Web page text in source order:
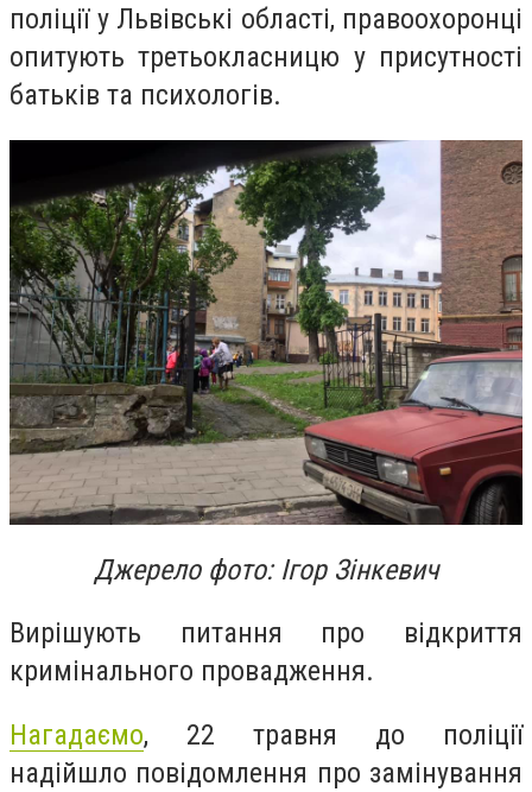
поліції у Львівські області, правоохоронці
опитують третьокласницю у присутності
батьків та психологів.
Джерело фото: Ігор Зінкевич
Вирішують питання про відкриття
кримінального провадження.
Нагадаємо, 22 травня до поліції
надійшло повідомлення про замінування